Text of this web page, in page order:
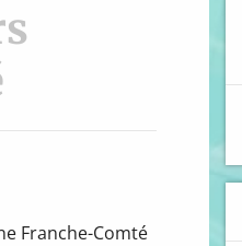
Franche-Comté